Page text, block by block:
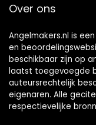
Over ons
Angelmakers.nl is
en
beschikbaar zijn op
laatst toegevoegde
auteursrechtelijk
eigenaren. Alle
respectievelijke